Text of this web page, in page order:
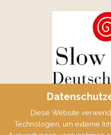
Diese Website
Technologien, um externe